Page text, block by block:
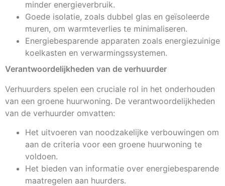
minder energieverbruik.
Goede isolatie, zoals dubbel glas en geïsoleerde
muren, om warmteverlies te minimaliseren.
Energiebesparende apparaten zoals energiezuinige
koelkasten en verwarmingssystemen.
Verantwoordelijkheden van de verhuurder
Verhuurders spelen een cruciale rol in het onderhouden
van een groene huurwoning. De verantwoordelijkheden
van de verhuurder omvatten:
Het uitvoeren van noodzakelijke verbouwingen om
aan de criteria voor een groene huurwoning te
voldoen.
Het bieden van informatie over energiebesparende
maatregelen aan huurders.